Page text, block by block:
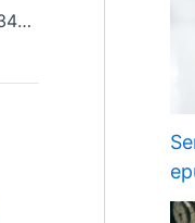
Capcana iubirii episoadele 341 și 342, rezumat